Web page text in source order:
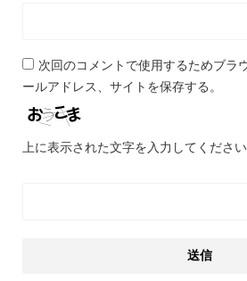
次回のコメントで使用するためブラ
ールアドレス、サイトを保存する。
上に表示された文字を入力してください